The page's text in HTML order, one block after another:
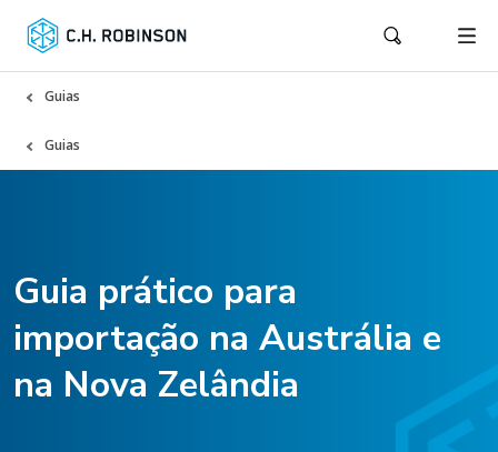
Guias
Guias
Guia prático para
importação na Austrália e
na Nova Zelândia